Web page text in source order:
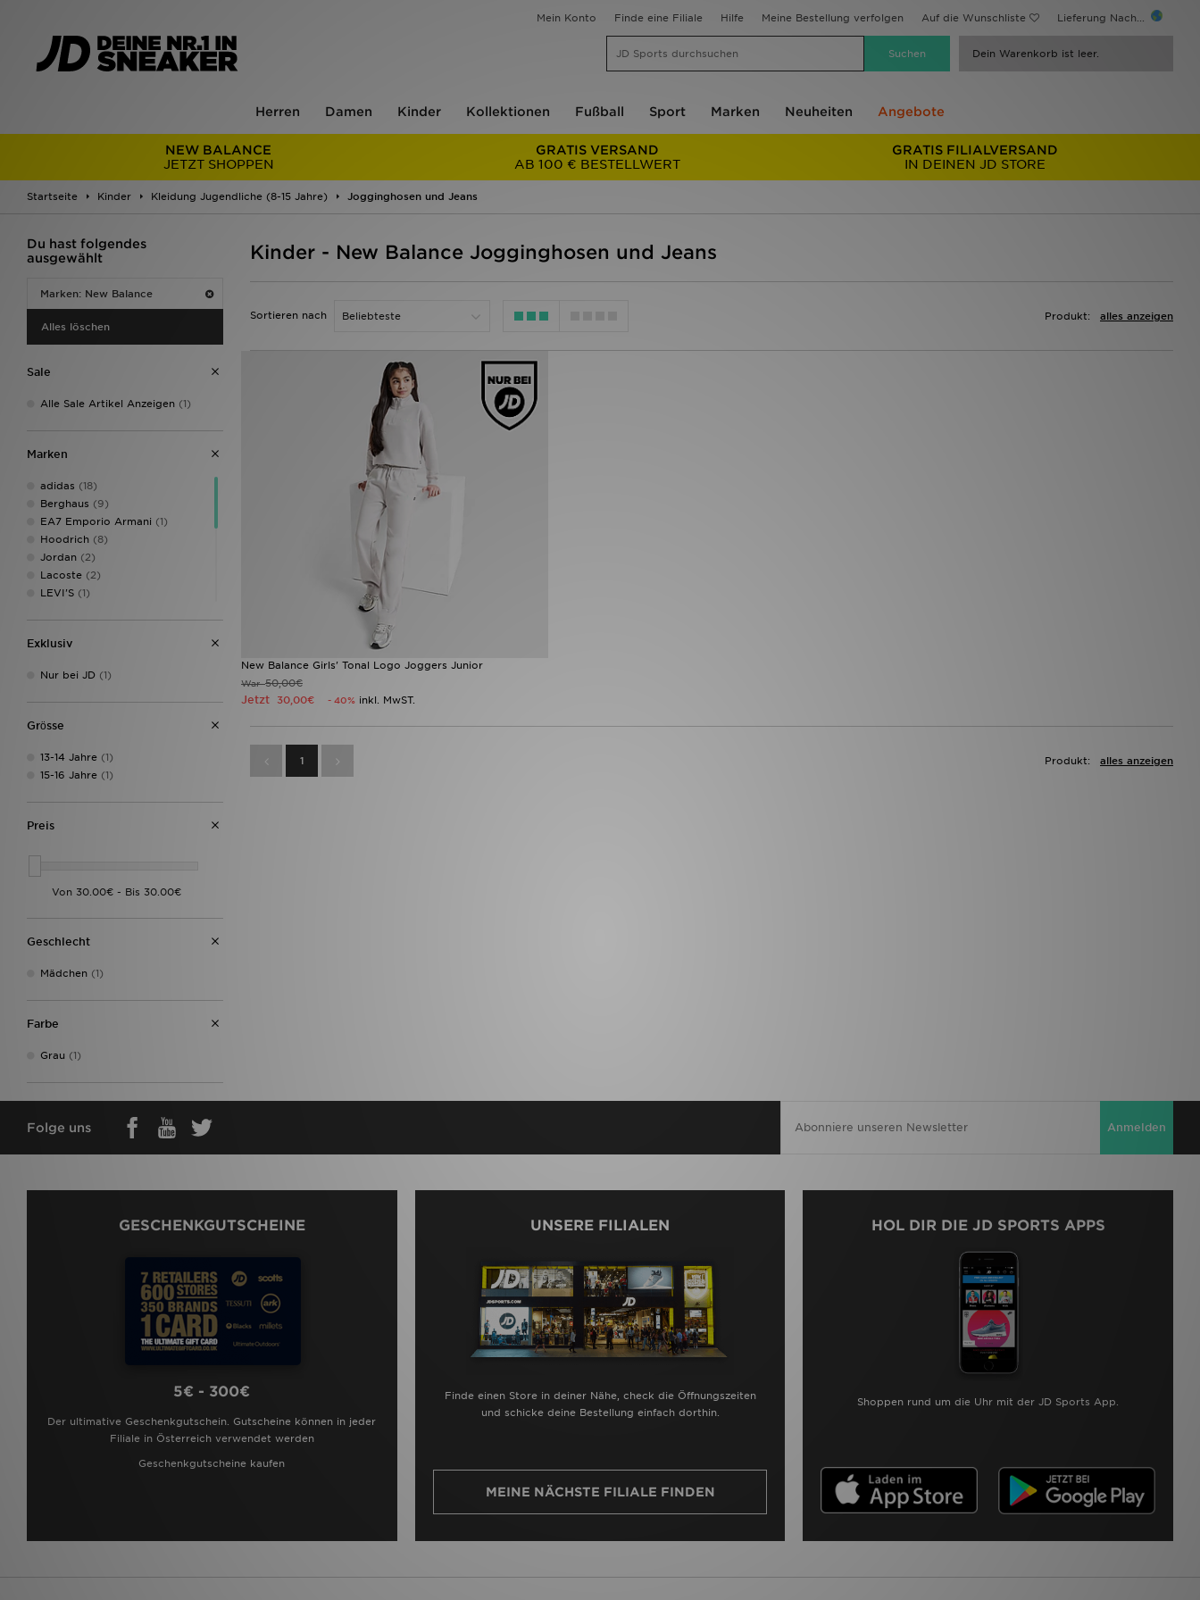
Mein Konto Finde eine Filiale Hilfe Meine Bestellung verfolgen Auf die Wunschliste Lieferung Nach...
Dein Warenkorb ist leer.
Herren Damen Kinder Kollektionen Fußball Sport Marken Neuheiten Angebote
NEW BALANCE
JETZT SHOPPEN
GRATIS VERSAND
AB 100 € BESTELLWERT
GRATIS FILIALVERSAND
IN DEINEN JD STORE
Startseite Kinder Kleidung Jugendliche (8-15 Jahre) Jogginghosen und Jeans
Du hast folgendes
ausgewählt
Marken: New Balance
Alles löschen
Sale
Alle Sale Artikel Anzeigen (1)
Marken
adidas (18)
Berghaus (9)
EA7 Emporio Armani (1)
Hoodrich (8)
Jordan (2)
Lacoste (2)
LEVI'S (1)
New Balance
Pink Soda Sport
Supply & Demand(9)
Under Armour
Unlike Humans
Exklusiv
Nur bei JD (1)
Grӧsse
13-14 Jahre (1)
15-16 Jahre (1)
Preis
Geschlecht
Mädchen (1)
Farbe
Grau (1)
Kinder - New Balance Jogginghosen und Jeans
Sortieren nach alles anzeigen
Produkt:
New Balance Girls' Tonal Logo Joggers Junior
War50,00€
Jetzt 30,00€ - 40% inkl. MwST.
1 alles anzeigen
Produkt:
Folge uns Anmelden
GESCHENKGUTSCHEINE
5€ - 300€
Der ultimative Geschenkgutschein. Gutscheine können in jeder
Filiale in Österreich verwendet werden
Geschenkgutscheine kaufen
UNSERE FILIALEN
Finde einen Store in deiner Nähe, check die Öffnungszeiten
und schicke deine Bestellung einfach dorthin.
MEINE NÄCHSTE FILIALE FINDEN
HOL DIR DIE JD SPORTS APPS
Shoppen rund um die Uhr mit der JD Sports App.